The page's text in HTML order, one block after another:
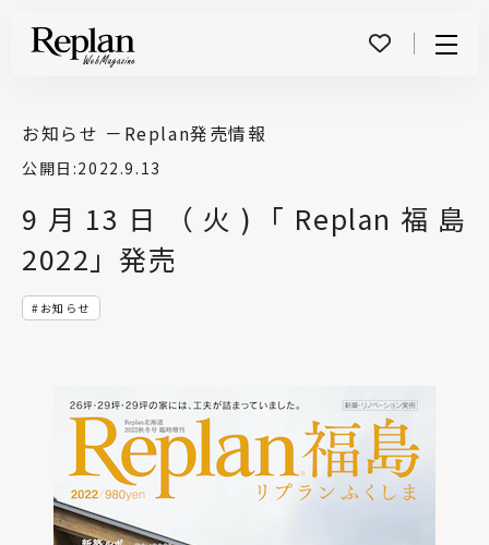
9月13日（火) ｢Replan福島
2022」発売
お知らせ － Replan発売情報
公開日:2022.9.13
お知らせ